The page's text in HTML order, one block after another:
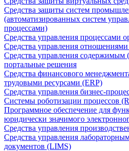
Средства защиты систем
(автоматизированных систем
процессами)
Средства управления процессами
Средства управления
Средства управления содержимым
портальные решения
Средства финансового
трудовыми ресурсами (ERP)
Средства управления бизнес-
Системы роботизации процессов
Программное обеспечение для
юридически значимого
Средства управления
Средства управления
документов (LIMS)